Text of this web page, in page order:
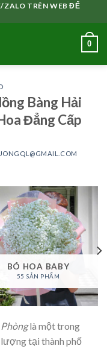
ZALO TRÊN WEB ĐỂ
0
Bàng Hải
Đẳng Cấp
BÓ HOA BABY
55 SẢN PHẨM
là một trong
tại thành phố